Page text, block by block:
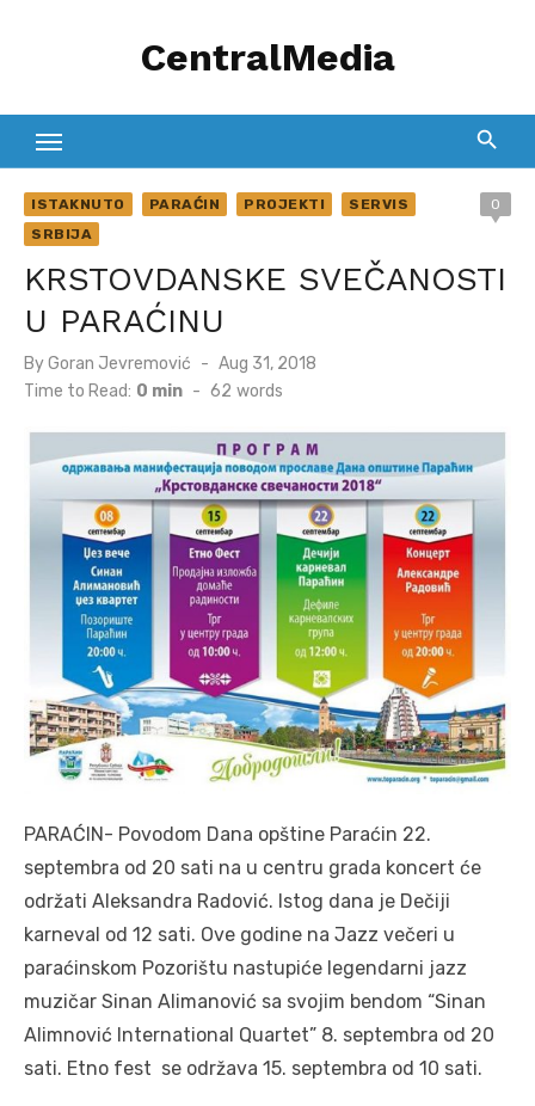
CentralMedia
ISTAKNUTO PARAĆIN PROJEKTI
SERVIS
SRBIJA
0
KRSTOVDANSKE SVEČANOSTI
U PARAĆINU
ByGoran Jevremović
Posted
on
Aug 31, 2018
Time to Read: 0 min - 62 words
PARAĆIN- Povodom Dana opštine Paraćin 22.
septembra od 20 sati na u centru grada koncert će
održati Aleksandra Radović. Istog dana je Dečiji
karneval od 12 sati. Ove godine na Jazz večeri u
paraćinskom Pozorištu nastupiće legendarni jazz
muzičar Sinan Alimanović sa svojim bendom “Sinan
Alimnović International Quartet” 8. septembra od 20
sati. Etno fest se održava 15. septembra od 10 sati.